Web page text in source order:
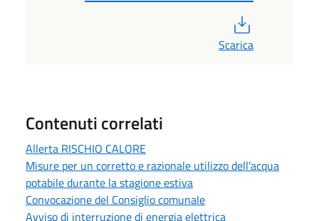
Scarica
Contenuti correlati
Allerta RISCHIO CALORE
Misure per un corretto e razionale utilizzo dell’acqua
potabile durante la stagione estiva
Convocazione del Consiglio comunale
Avviso di interruzione di energia elettrica